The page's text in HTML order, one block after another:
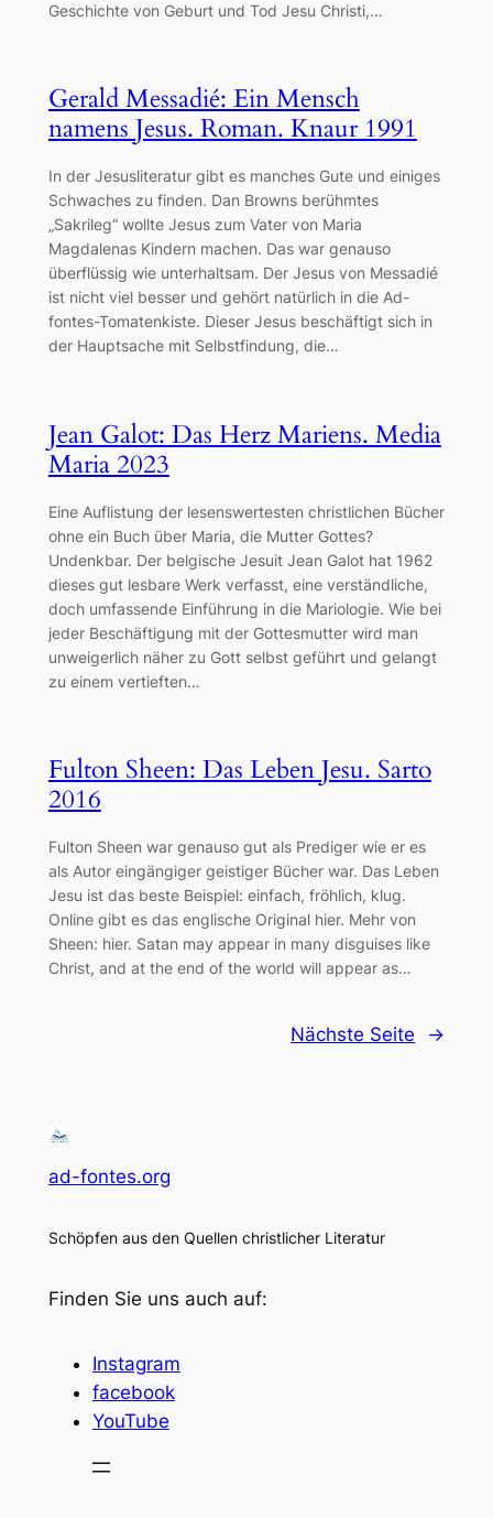
Geschichte von Geburt und Tod Jesu Christi,…
Gerald Messadié: Ein Mensch
namens Jesus. Roman. Knaur 1991
In der Jesusliteratur gibt es manches Gute und einiges
Schwaches zu finden. Dan Browns berühmtes
„Sakrileg“ wollte Jesus zum Vater von Maria
Magdalenas Kindern machen. Das war genauso
überflüssig wie unterhaltsam. Der Jesus von Messadié
ist nicht viel besser und gehört natürlich in die Ad-
fontes-Tomatenkiste. Dieser Jesus beschäftigt sich in
der Hauptsache mit Selbstfindung, die…
Jean Galot: Das Herz Mariens. Media
Maria 2023
Eine Auflistung der lesenswertesten christlichen Bücher
ohne ein Buch über Maria, die Mutter Gottes?
Undenkbar. Der belgische Jesuit Jean Galot hat 1962
dieses gut lesbare Werk verfasst, eine verständliche,
doch umfassende Einführung in die Mariologie. Wie bei
jeder Beschäftigung mit der Gottesmutter wird man
unweigerlich näher zu Gott selbst geführt und gelangt
zu einem vertieften…
Fulton Sheen: Das Leben Jesu. Sarto
2016
Fulton Sheen war genauso gut als Prediger wie er es
als Autor eingängiger geistiger Bücher war. Das Leben
Jesu ist das beste Beispiel: einfach, fröhlich, klug.
Online gibt es das englische Original hier. Mehr von
Sheen: hier. Satan may appear in many disguises like
Christ, and at the end of the world will appear as…
Nächste Seite →
ad-fontes.org
Schöpfen aus den Quellen christlicher Literatur
Finden Sie uns auch auf:
Instagram
facebook
YouTube